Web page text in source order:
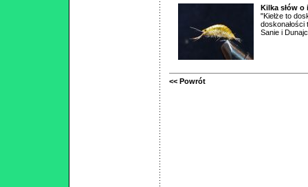
Kilka słów o
"Kiełże to
doskonałości
Sanie i
<< Powrót